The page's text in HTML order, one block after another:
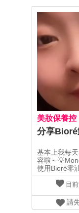
美妝保養控
分享Bioré
基本上我每
容啦～
使用Bioré零
油感舒柔卸
輕鬆卸淨還
一整天的班
Bioré奇蹟卸
目
請